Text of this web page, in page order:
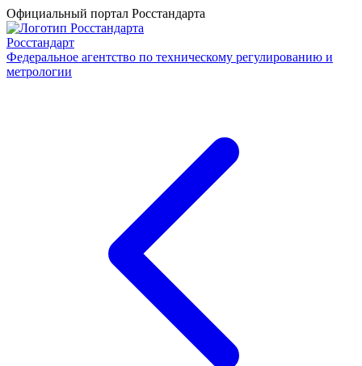
Официальный портал Росстандарта
Росстандарт
Федеральное агентство по техническому регулированию и
метрологии